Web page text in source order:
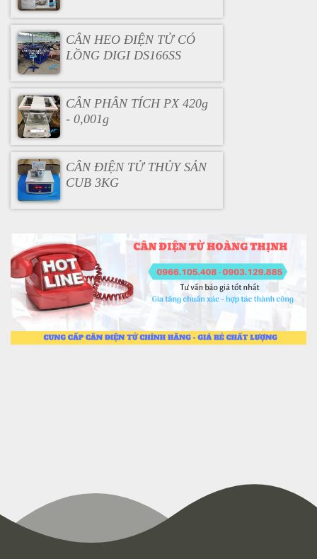
CÂN HEO ĐIỆN TỬ CÓ
LỒNG DIGI DS166SS
CÂN PHÂN TÍCH PX 420g
- 0,001g
CÂN ĐIỆN TỬ THỦY SẢN
CUB 3KG